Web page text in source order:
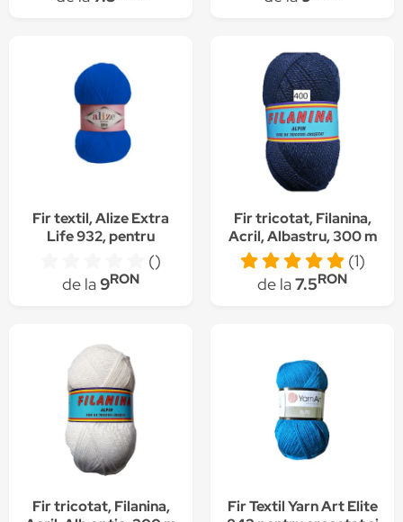
Fir textil, Alize Extra
Life 932, pentru
crosetat si tricotat,
acril, albastru, 480 m
()
de la9RON
Fir tricotat, Filanina,
Acril, Albastru, 300 m
(1)
de la7.5RON
Fir tricotat, Filanina,
Fir Textil Yarn Art Elite